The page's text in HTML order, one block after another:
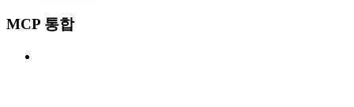
MCP 통합